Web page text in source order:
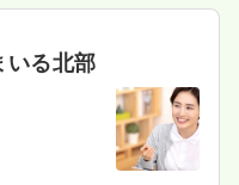
いる北部